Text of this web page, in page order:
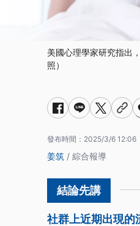
美國心理學家研究指出
照）
發布時間： 2025/3/6 12:06
姜筑 / 綜合報導
社群上近期出現的